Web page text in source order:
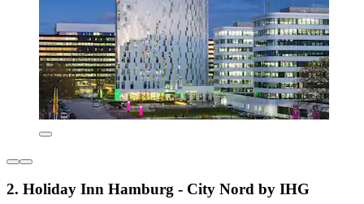
2. Holiday Inn Hamburg - City Nord by IHG